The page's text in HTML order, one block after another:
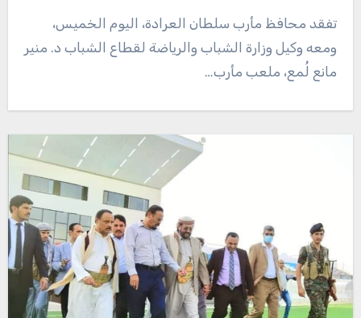
تفقد محافظ مأرب سلطان العرادة، اليوم الخميس،
ومعه وكيل وزارة الشباب والرياضة لقطاع الشباب د. منير
مانع لُمع، ملعب مأرب…